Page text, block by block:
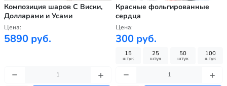
Композиция шаров С Виски,
Долларами и Усами
Цена:
5890 руб.
Красные фольгированные
сердца
Цена:
300 руб.
15
штук
25
штук
50
штук
100
штук